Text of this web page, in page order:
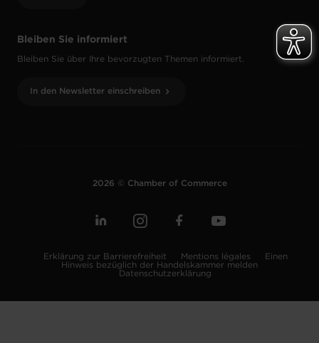
Bleiben Sie informiert
Bleiben Sie über Ihre bevorzugten Themen informiert.
In den Newsletter einschreiben
2026 © Chamber of Commerce
Erklärung zur Barrierefreiheit Mentions légales
Einen
Hinweis bezüglich der Handelskammer melden
Datenschutzerklärung